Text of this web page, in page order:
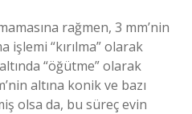
rağmen, 3 mm’nin
işlemi “kırılma” olarak
“öğütme” olarak
altına konik ve bazı
olsa da, bu süreç evin